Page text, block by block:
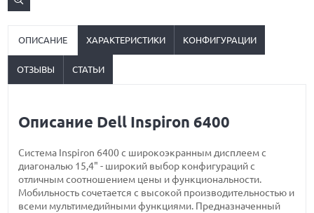
ОПИСАНИЕ ХАРАКТЕРИСТИКИ КОНФИГУРАЦИИ
ОТЗЫВЫ СТАТЬИ
Описание Dell Inspiron 6400
Система Inspiron 6400 с широкоэкранным дисплеем с
диагональю 15,4" - широкий выбор конфигураций с
отличным соотношением цены и функциональности.
Мобильность сочетается с высокой производительностью и
всеми мультимедийными функциями. Предназначенный